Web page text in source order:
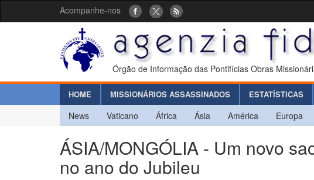
Acompanhe-nos
Órgão de Informação das Pontifícias Obras
HOME MISSIONÁRIOS ASSASSINADOS ESTATÍSTICAS
News Vaticano África Ásia América Europa
ÁSIA/MONGÓLIA - Um novo
no ano do Jubileu